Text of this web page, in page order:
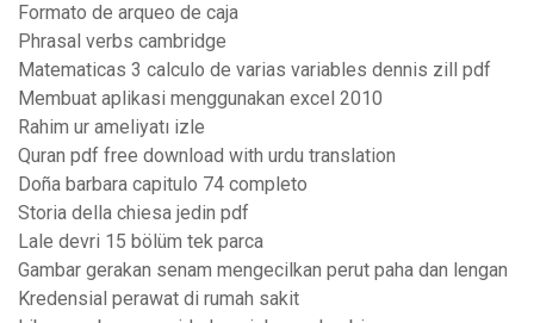
Formato de arqueo de caja
Phrasal verbs cambridge
Matematicas 3 calculo de varias variables dennis zill pdf
Membuat aplikasi menggunakan excel 2010
Rahim ur ameliyatı izle
Quran pdf free download with urdu translation
Doña barbara capitulo 74 completo
Storia della chiesa jedin pdf
Lale devri 15 bölüm tek parca
Gambar gerakan senam mengecilkan perut paha dan lengan
Kredensial perawat di rumah sakit